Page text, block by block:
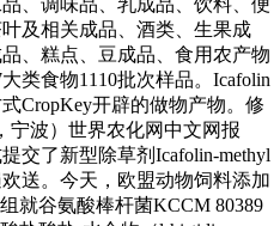
、调味品、乳成品、饮料、便
及相关成品、酒类、生果成
、糕点、豆成品、食用农产物
类食物1110批次样品。Icafolin
CropKey开辟的做物产物。修
宁波）世界农化网中文网报
交了新型除草剂Icafolin-methyl
送。今天，欧盟动物饲料添加
就谷氨酸棒杆菌KCCM 80389